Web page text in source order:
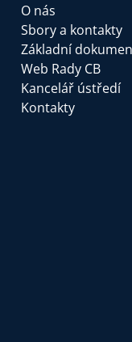
O nás
Sbory a kontakty
Základní
Web Rady CB
Kancelář ústředí
Kontakty